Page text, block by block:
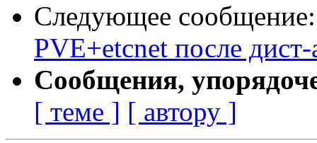
Следующее
PVE+etcnet после дист-
Сообщения,
[ теме ] [ автору ]